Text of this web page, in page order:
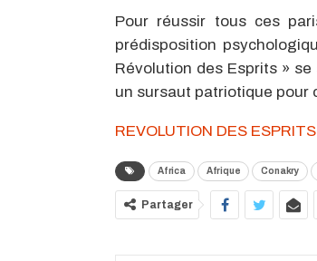
Pour réussir tous ces
prédisposition
Révolution des Esprits »
un sursaut patriotique pour
REVOLUTION DES ESPRITS
Africa Afrique Conakry
Partager